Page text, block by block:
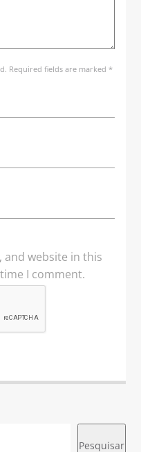
Required fields are marked *
and website in this
I comment.
Pesquisar